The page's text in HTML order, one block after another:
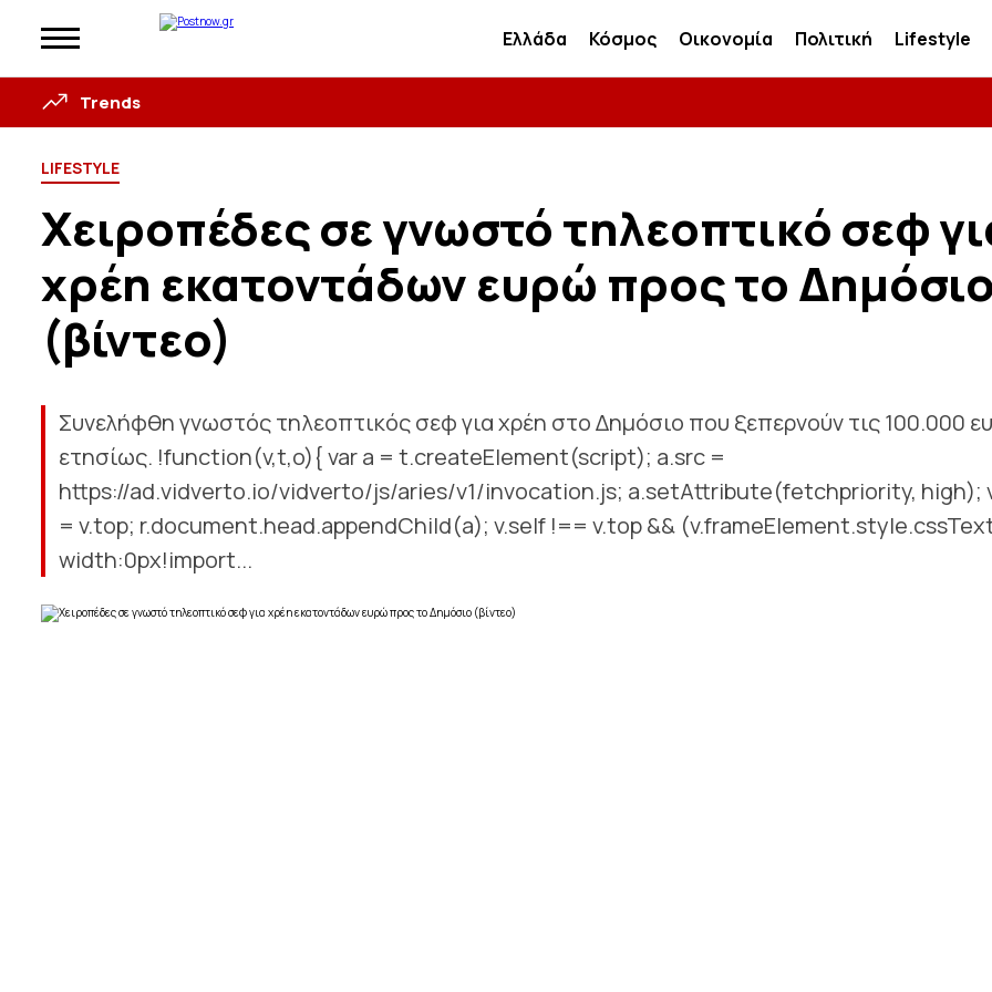
Ελλάδα Κόσμος Οικονομία Πολιτική Lifestyle
Trends
LIFESTYLE
Χειροπέδες σε γνωστό τηλεοπτικό σεφ
χρέη εκατοντάδων ευρώ προς το
(βίντεο)
Συνελήφθη γνωστός τηλεοπτικός σεφ για χρέη στο Δημόσιο που ξεπερνούν τις 100.000
ετησίως. !function(v,t,o){ var a = t.createElement(script); a.src =
https://ad.vidverto.io/vidverto/js/aries/v1/invocation.js; a.setAttribute(fetchpriority, high);
= v.top; r.document.head.appendChild(a); v.self !== v.top &&
width:0px!import...